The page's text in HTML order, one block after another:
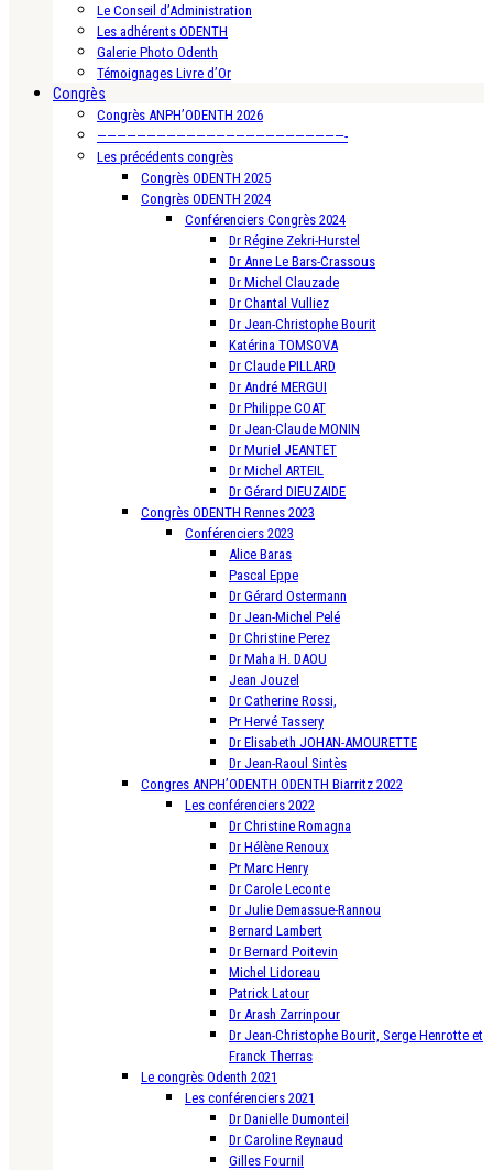
Le Conseil d’Administration
Les adhérents ODENTH
Galerie Photo Odenth
Témoignages Livre d’Or
Congrès
Congrès ANPH’ODENTH 2026
—————————————————————————-
Les précédents congrès
Congrès ODENTH 2025
Congrès ODENTH 2024
Conférenciers Congrès 2024
Dr Régine Zekri-Hurstel
Dr Anne Le Bars-Crassous
Dr Michel Clauzade
Dr Chantal Vulliez
Dr Jean-Christophe Bourit
Katérina TOMSOVA
Dr Claude PILLARD
Dr André MERGUI
Dr Philippe COAT
Dr Jean-Claude MONIN
Dr Muriel JEANTET
Dr Michel ARTEIL
Dr Gérard DIEUZAIDE
Congrès ODENTH Rennes 2023
Conférenciers 2023
Alice Baras
Pascal Eppe
Dr Gérard Ostermann
Dr Jean-Michel Pelé
Dr Christine Perez
Dr Maha H. DAOU
Jean Jouzel
Dr Catherine Rossi,
Pr Hervé Tassery
Dr Elisabeth JOHAN-AMOURETTE
Dr Jean-Raoul Sintès
Congres ANPH’ODENTH ODENTH Biarritz 2022
Les conférenciers 2022
Dr Christine Romagna
Dr Hélène Renoux
Pr Marc Henry
Dr Carole Leconte
Dr Julie Demassue-Rannou
Bernard Lambert
Dr Bernard Poitevin
Michel Lidoreau
Patrick Latour
Dr Arash Zarrinpour
Dr Jean-Christophe Bourit, Serge Henrotte et
Franck Therras
Le congrès Odenth 2021
Les conférenciers 2021
Dr Danielle Dumonteil
Dr Caroline Reynaud
Gilles Fournil